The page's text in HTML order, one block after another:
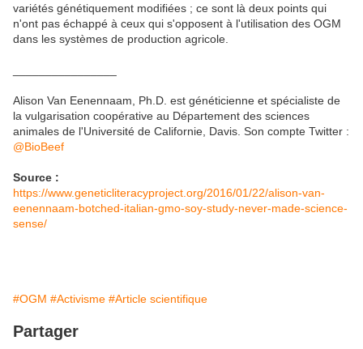
variétés génétiquement modifiées ; ce sont là deux points qui
n'ont pas échappé à ceux qui s'opposent à l'utilisation des OGM
dans les systèmes de production agricole.
Alison Van Eenennaam, Ph.D. est généticienne et spécialiste de
la vulgarisation coopérative au Département des sciences
animales de l'Université de Californie, Davis. Son compte Twitter :
@BioBeef
Source :
https://www.geneticliteracyproject.org/2016/01/22/alison-van-
eenennaam-botched-italian-gmo-soy-study-never-made-science-
sense/
#OGM #Activisme #Article scientifique
Partager